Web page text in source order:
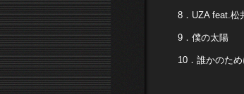
8．UZA feat.松
9．僕の太陽
10．誰かのた